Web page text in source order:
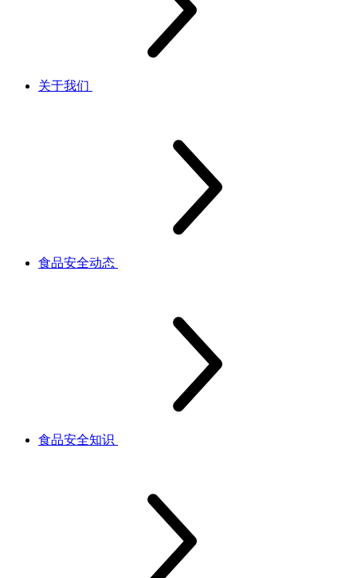
关于我们
食品安全动态
食品安全知识